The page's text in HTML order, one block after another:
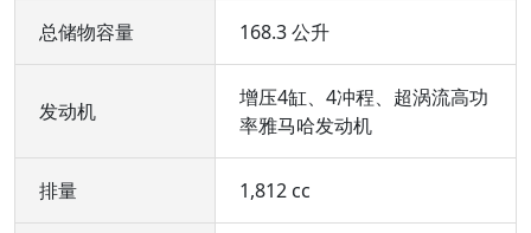
总储物容量 168.3 公升
发动机
增压4缸、4冲程、超涡流高功
率雅马哈发动机
排量 1,812 cc